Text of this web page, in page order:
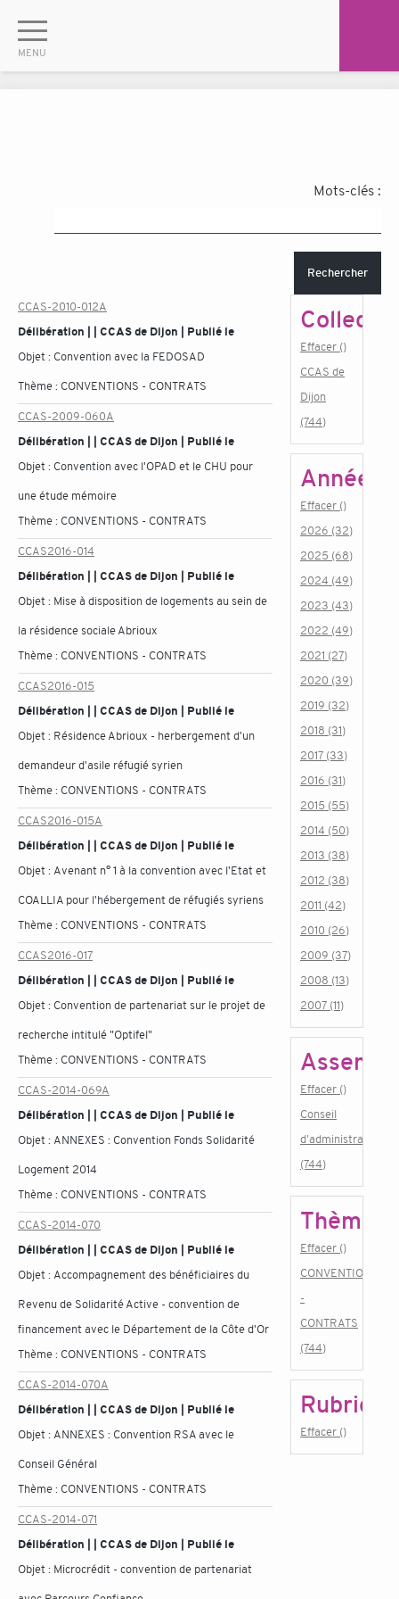
Mots-clés :
Rechercher
CCAS-2010-012A
Délibération | | CCAS de Dijon | Publié le
Objet : Convention avec la FEDOSAD
Thème : CONVENTIONS - CONTRATS
CCAS-2009-060A
Délibération | | CCAS de Dijon | Publié le
Objet : Convention avec l'OPAD et le CHU pour
une étude mémoire
Thème : CONVENTIONS - CONTRATS
CCAS2016-014
Délibération | | CCAS de Dijon | Publié le
Objet : Mise à disposition de logements au sein de
la résidence sociale Abrioux
Thème : CONVENTIONS - CONTRATS
CCAS2016-015
Délibération | | CCAS de Dijon | Publié le
Objet : Résidence Abrioux - herbergement d'un
demandeur d'asile réfugié syrien
Thème : CONVENTIONS - CONTRATS
CCAS2016-015A
Délibération | | CCAS de Dijon | Publié le
Objet : Avenant n° 1 à la convention avec l'Etat et
COALLIA pour l'hébergement de réfugiés syriens
Thème : CONVENTIONS - CONTRATS
CCAS2016-017
Délibération | | CCAS de Dijon | Publié le
Objet : Convention de partenariat sur le projet de
recherche intitulé "Optifel"
Thème : CONVENTIONS - CONTRATS
CCAS-2014-069A
Délibération | | CCAS de Dijon | Publié le
Objet : ANNEXES : Convention Fonds Solidarité
Logement 2014
Thème : CONVENTIONS - CONTRATS
CCAS-2014-070
Délibération | | CCAS de Dijon | Publié le
Objet : Accompagnement des bénéficiaires du
Revenu de Solidarité Active - convention de
financement avec le Département de la Côte d'Or
Thème : CONVENTIONS - CONTRATS
CCAS-2014-070A
Délibération | | CCAS de Dijon | Publié le
Objet : ANNEXES : Convention RSA avec le
Conseil Général
Thème : CONVENTIONS - CONTRATS
CCAS-2014-071
Délibération | | CCAS de Dijon | Publié le
Objet : Microcrédit - convention de partenariat
Effacer ()
CCAS de
Dijon
(744)
Année
Effacer ()
2026 (32)
2025 (68)
2024 (49)
2023 (43)
2022 (49)
2021 (27)
2020 (39)
2019 (32)
2018 (31)
2017 (33)
2016 (31)
2015 (55)
2014 (50)
2013 (38)
2012 (38)
2011 (42)
2010 (26)
2009 (37)
2008 (13)
2007 (11)
Effacer ()
Conseil
d'administration
(744)
Thème
Effacer ()
CONVENTIONS
-
CONTRATS
(744)
Rubrique
Effacer ()